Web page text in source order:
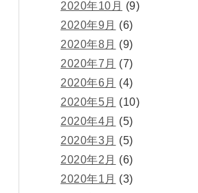
2020年10月 (9)
2020年9月 (6)
2020年8月 (9)
2020年7月 (7)
2020年6月 (4)
2020年5月 (10)
2020年4月 (5)
2020年3月 (5)
2020年2月 (6)
2020年1月 (3)